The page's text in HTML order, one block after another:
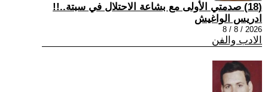
(18) صدمتي الأولى مع بشاعة الاحتلال في سبتة..!!
ادريس الواغيش
2026 / 8 / 8
الادب والفن